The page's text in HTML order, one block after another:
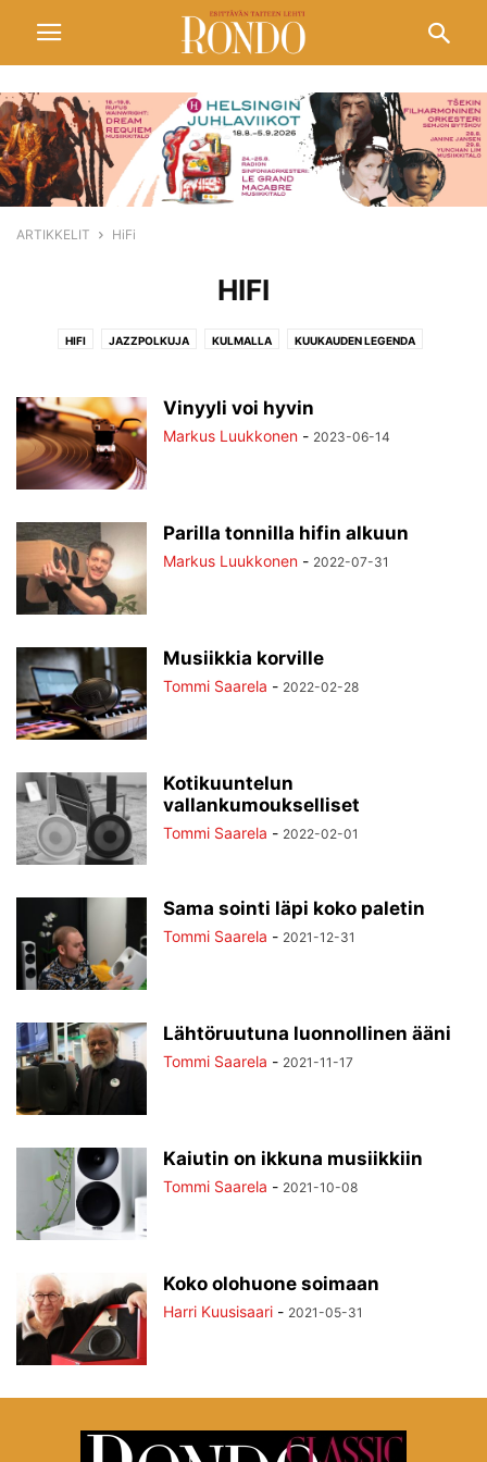
ARTIKKELIT HiFi
HIFI
HIFI JAZZPOLKUJA KULMALLA KUUKAUDEN LEGENDA
SIVUSILMINVinyyli voi hyvin
Markus Luukkonen - 2023-06-14
Parilla tonnilla hifin alkuun
Markus Luukkonen - 2022-07-31
Musiikkia korville
Tommi Saarela - 2022-02-28
Kotikuuntelun
vallankumoukselliset
Tommi Saarela - 2022-02-01
Sama sointi läpi koko paletin
Tommi Saarela - 2021-12-31
Lähtöruutuna luonnollinen ääni
Tommi Saarela - 2021-11-17
Kaiutin on ikkuna musiikkiin
Tommi Saarela - 2021-10-08
Koko olohuone soimaan
Harri Kuusisaari - 2021-05-31